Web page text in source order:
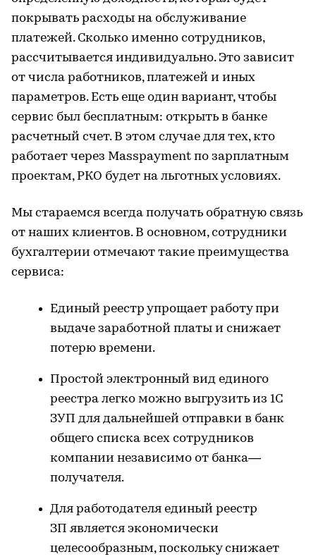
покрывать расходы на обслуживание
платежей. Сколько именно сотрудников,
рассчитывается индивидуально. Это зависит
от числа работников, платежей и иных
параметров. Есть еще один вариант, чтобы
сервис был бесплатным: открыть в банке
расчетный счет. В этом случае для тех, кто
работает через Masspayment по зарплатным
проектам, РКО будет на льготных условиях.
Мы стараемся всегда получать обратную связь
от наших клиентов. В основном, сотрудники
бухгалтерии отмечают такие преимущества
сервиса:
Единый реестр упрощает работу при
выдаче заработной платы и снижает
потерю времени.
Простой электронный вид единого
реестра легко можно выгрузить из 1С
ЗУП для дальнейшей отправки в банк
общего списка всех сотрудников
компании независимо от банка—
получателя.
Для работодателя единый реестр
ЗП является экономически
целесообразным, поскольку снижает